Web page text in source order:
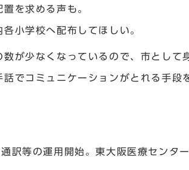
を求める声も。
小学校へ配布してほしい。
が少なくなっているので、市として
でコミュニケーションがとれる手段
訳等の運用開始。東大阪医療センタ